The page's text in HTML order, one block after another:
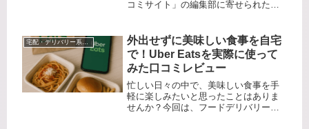
コミサイト」の編集部に寄せられた各
ジネスパーソン、子育てパパママ
――。「今日はごはん作りたくない
な」...
宅配・デリバリー系サービス
外出せずに美味しい食事を自宅
で！Uber Eatsを実際に使って
みた口コミレビュー
忙しい日々の中で、美味しい食事を手
軽に楽しみたいと思ったことはありま
せんか？今回は、フードデリバリーサ